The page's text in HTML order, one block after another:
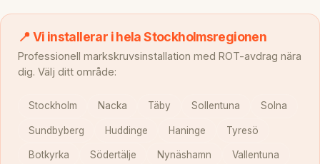
📍 Vi installerar i hela Stockholmsregionen
Professionell markskruvsinstallation med ROT-avdrag nära
dig. Välj ditt område:
Stockholm Nacka Täby Sollentuna Solna
Sundbyberg Huddinge Haninge Tyresö
Botkyrka Södertälje Nynäshamn Vallentuna